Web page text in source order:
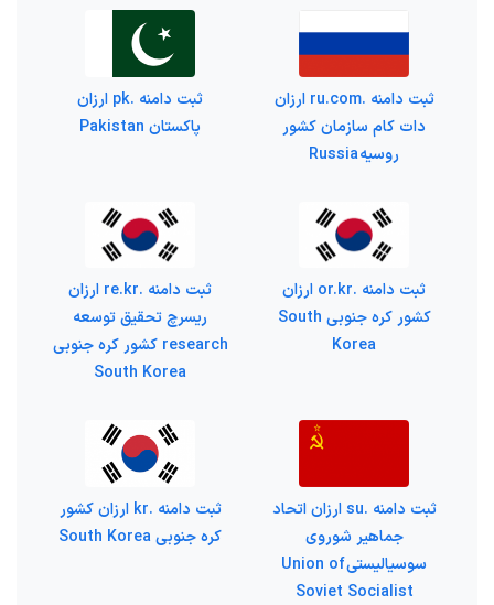
ثبت دامنه .ru.com ارزان
دات کام سازمان کشور
روسیه Russia
ثبت دامنه .pk ارزان
پاکستان Pakistan
ثبت دامنه .or.kr ارزان
کشور کره جنوبی South
Korea
ثبت دامنه .re.kr ارزان
ریسرچ تحقیق توسعه
research کشور کره جنوبی
South Korea
ثبت دامنه .su ارزان اتحاد
جماهیر شوروی
سوسیالیستی Union of
Soviet Socialist
ثبت دامنه .kr ارزان کشور
کره جنوبی South Korea